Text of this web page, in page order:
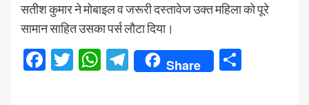
सतीश कुमार ने मोबाइल व जरूरी दस्तावेज उक्त महिला को पूरे
सामान साहित उसका पर्स लौटा दिया।
Facebook
TwitterWhatsApp
Telegram
Share